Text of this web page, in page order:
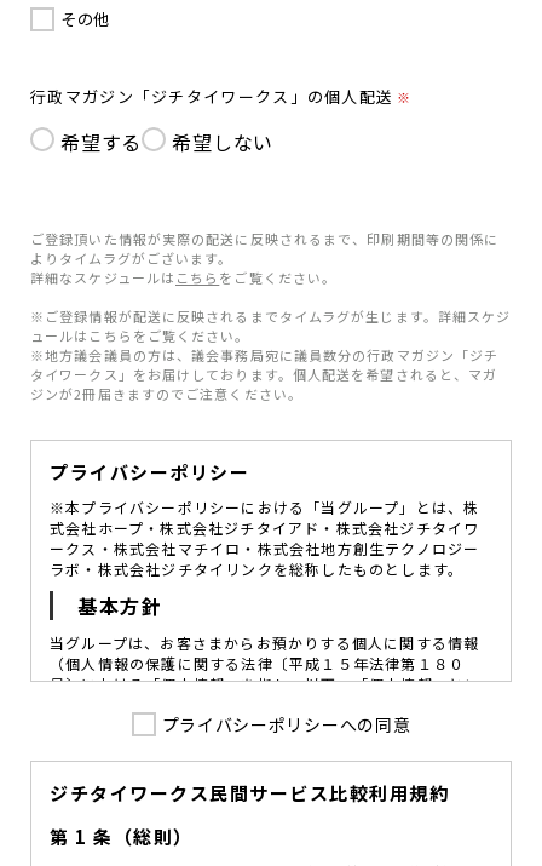
その他
行政マガジン「ジチタイワークス」の個人配送 ※
希望する 希望しない
ご登録頂いた情報が実際の配送に反映されるまで、印刷期間等の関係に
よりタイムラグがございます。
詳細なスケジュールは こちら をご覧ください。
※ご登録情報が配送に反映されるまでタイムラグが生じます。詳細スケジ
ュールはこちらをご覧ください。
※地方議会議員の方は、議会事務局宛に議員数分の行政マガジン「ジチ
タイワークス」をお届けしております。個人配送を希望されると、マガ
ジンが2冊届きますのでご注意ください。
プライバシーポリシー
※本プライバシーポリシーにおける「当グループ」とは、株
式会社ホープ・株式会社ジチタイアド・株式会社ジチタイワ
ークス・株式会社マチイロ・株式会社地方創生テクノロジー
ラボ・株式会社ジチタイリンクを総称したものとします。
基本方針
当グループは、お客さまからお預かりする個人に関する情報
（個人情報の保護に関する法律〔平成１５年法律第１８０
号〕における「個人情報」を指し、以下、「個人情報」とい
図ることが、重要な社会的責務であると考えております。
を定め、役員及び従業員に個人情報保護の重要性の認識と取
組みを徹底させることによって、個人情報の適切な取り扱い
に努めてまいります。
プライバシーポリシーへの同意
ジチタイワークス民間サービス比較利用規約
第 1 条（総則）